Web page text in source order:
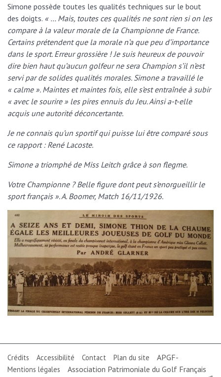
Simone possède toutes les qualités techniques sur le bout
des doigts. « … Mais, toutes ces qualités ne sont rien si on les
compare à la valeur morale de la Championne de France.
Certains prétendent que la morale n’a que peu d’importance
dans le sport. Erreur grossière ! Je suis heureux de pouvoir
dire bien haut qu’aucun golfeur ne sera Champion s’il n’est
servi par de solides qualités morales. Simone a travaillé le
« calme ». Maintes et maintes fois, elle s’est entraînée à subir
« avec le sourire » les pires ennuis du Jeu. Ainsi a-t-elle
acquis une autorité déconcertante.
Je ne connais qu’un sportif qui puisse lui être comparé sous
ce rapport : René Lacoste.
Simone a triomphé de Miss Leitch grâce à son flegme.
Votre Championne ? Belle figure dont peut s’enorgueillir le
sport français ». A. Boomer, Match 16/11/1926.
Crédits Accessibilité Contact
Plan du site
Mentions légales
APGF-
Association Patrimoniale du Golf Français